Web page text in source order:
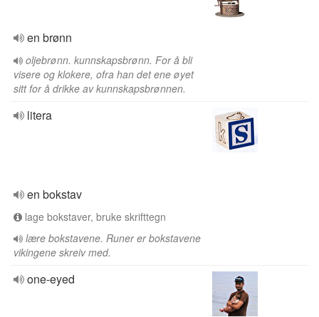
en brønn
oljebrønn. kunnskapsbrønn. For å bli
visere og klokere, ofra han det ene øyet
sitt for å drikke av kunnskapsbrønnen.
litera
en bokstav
lage bokstaver, bruke skrifttegn
lære bokstavene. Runer er bokstavene
vikingene skreiv med.
one-eyed